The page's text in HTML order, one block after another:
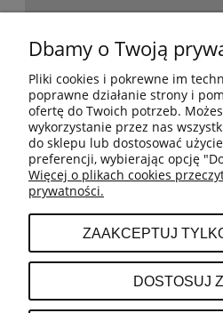
MOJE
Dbamy o Twoją
Pliki cookies i pokrewne im
poprawne działanie strony i
ofertę do Twoich potrzeb.
wykorzystanie przez nas
do sklepu lub dostosować
preferencji, wybierając opcję
Więcej o plikach cookies
prywatności.
ZAAKCEPTUJ
DOSTOSUJ